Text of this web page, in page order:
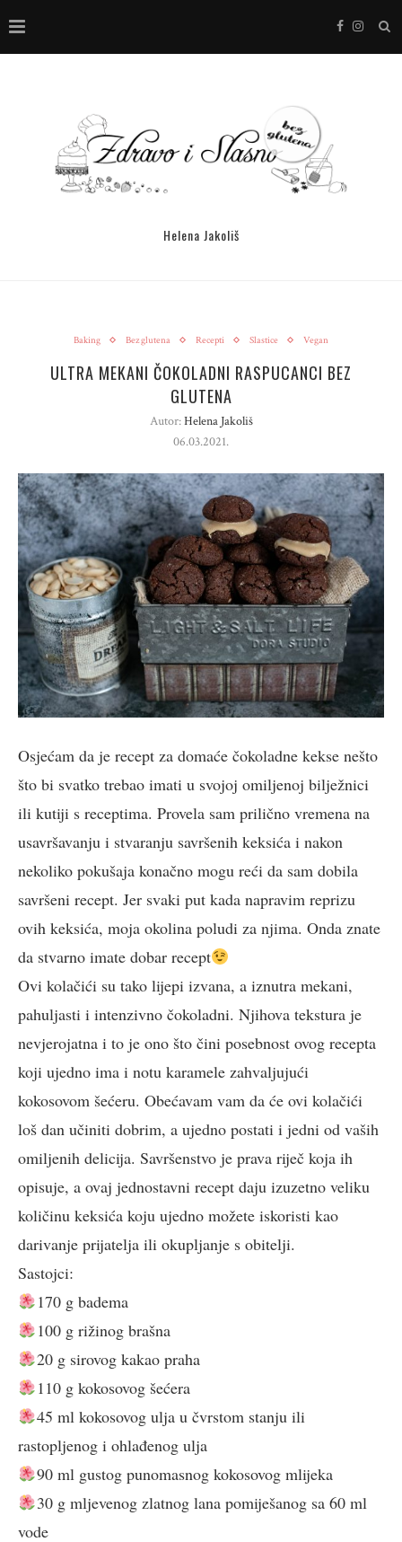
Helena Jakoliš
Baking Bez glutena Recepti Slastice Vegan
ULTRA MEKANI ČOKOLADNI RASPUCANCI BEZ
GLUTENA
Autor:Helena Jakoliš
06.03.2021.
Osjećam da je recept za domaće čokoladne kekse nešto
što bi svatko trebao imati u svojoj omiljenoj bilježnici
ili kutiji s receptima. Provela sam prilično vremena na
usavršavanju i stvaranju savršenih keksića i nakon
nekoliko pokušaja konačno mogu reći da sam dobila
savršeni recept. Jer svaki put kada napravim reprizu
ovih keksića, moja okolina poludi za njima. Onda znate
da stvarno imate dobar recept
Ovi kolačići su tako lijepi izvana, a iznutra mekani,
pahuljasti i intenzivno čokoladni. Njihova tekstura je
nevjerojatna i to je ono što čini posebnost ovog recepta
koji ujedno ima i notu karamele zahvaljujući
kokosovom šećeru. Obećavam vam da će ovi kolačići
loš dan učiniti dobrim, a ujedno postati i jedni od vaših
omiljenih delicija. Savršenstvo je prava riječ koja ih
opisuje, a ovaj jednostavni recept daju izuzetno veliku
količinu keksića koju ujedno možete iskoristi kao
darivanje prijatelja ili okupljanje s obitelji.
Sastojci:
170 g badema
100 g rižinog brašna
20 g sirovog kakao praha
110 g kokosovog šećera
45 ml kokosovog ulja u čvrstom stanju ili
rastopljenog i ohlađenog ulja
90 ml gustog punomasnog kokosovog mlijeka
30 g mljevenog zlatnog lana pomiješanog sa 60 ml
vode